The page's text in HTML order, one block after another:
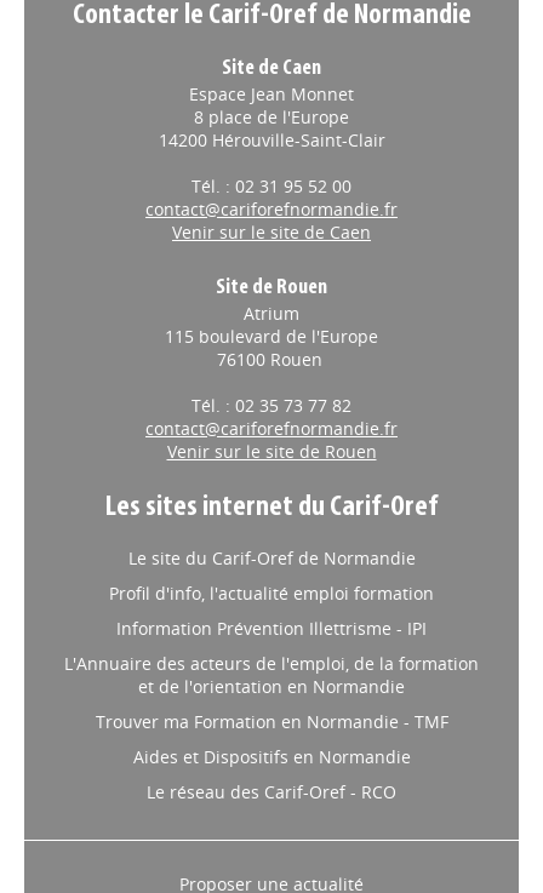
Contacter le Carif-Oref de Normandie
Site de Caen
Espace Jean Monnet
8 place de l'Europe
14200 Hérouville-Saint-Clair
Tél. : 02 31 95 52 00
contact@cariforefnormandie.fr
Venir sur le site de Caen
Site de Rouen
Atrium
115 boulevard de l'Europe
76100 Rouen
Tél. : 02 35 73 77 82
contact@cariforefnormandie.fr
Venir sur le site de Rouen
Les sites internet du Carif-Oref
Le site du Carif-Oref de Normandie
Profil d'info, l'actualité emploi formation
Information Prévention Illettrisme - IPI
L'Annuaire des acteurs de l'emploi, de la formation
et de l'orientation en Normandie
Trouver ma Formation en Normandie - TMF
Aides et Dispositifs en Normandie
Le réseau des Carif-Oref - RCO
Proposer une actualité